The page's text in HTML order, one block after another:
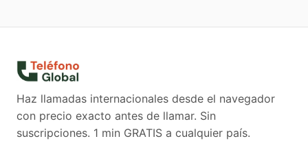
Haz llamadas internacionales desde el navegador
con precio exacto antes de llamar. Sin
suscripciones. 1 min GRATIS a cualquier país.